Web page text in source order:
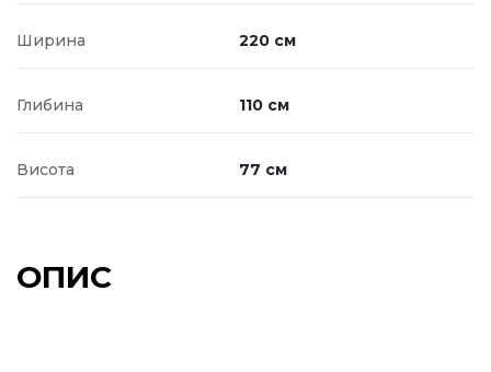
Ширина 220 см
Глибина 110 см
Висота 77 см
ОПИС